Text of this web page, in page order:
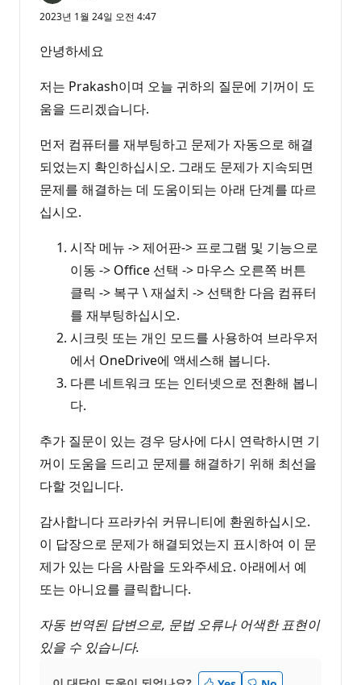
2023년 1월 24일 오전 4:47
안녕하세요
저는 Prakash이며 오늘 귀하의 질문에 기꺼이 도
움을 드리겠습니다.
먼저 컴퓨터를 재부팅하고 문제가 자동으로 해결
되었는지 확인하십시오. 그래도 문제가 지속되면
문제를 해결하는 데 도움이되는 아래 단계를 따르
십시오.
시작 메뉴 -> 제어판-> 프로그램 및 기능으로
이동 -> Office 선택 -> 마우스 오른쪽 버튼
클릭 -> 복구 \ 재설치 -> 선택한 다음 컴퓨터
를 재부팅하십시오.
시크릿 또는 개인 모드를 사용하여 브라우저
에서 OneDrive에 액세스해 봅니다.
다른 네트워크 또는 인터넷으로 전환해 봅니
다.
추가 질문이 있는 경우 당사에 다시 연락하시면 기
꺼이 도움을 드리고 문제를 해결하기 위해 최선을
다할 것입니다.
감사합니다 프라카쉬 커뮤니티에 환원하십시오.
이 답장으로 문제가 해결되었는지 표시하여 이 문
제가 있는 다음 사람을 도와주세요. 아래에서 예
또는 아니요를 클릭합니다.
자동 번역된 답변으로, 문법 오류나 어색한 표현이
있을 수 있습니다.